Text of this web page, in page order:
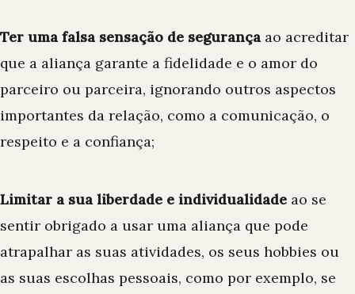
Ter uma falsa sensação de segurança ao acreditar
que a aliança garante a fidelidade e o amor do
parceiro ou parceira, ignorando outros aspectos
importantes da relação, como a comunicação, o
respeito e a confiança;
Limitar a sua liberdade e individualidade ao se
sentir obrigado a usar uma aliança que pode
atrapalhar as suas atividades, os seus hobbies ou
as suas escolhas pessoais, como por exemplo, se